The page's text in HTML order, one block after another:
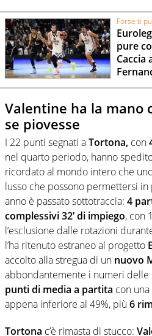
Forse ti
pure
Caccia
Valentine ha la mano
se piovesse
I 22 punti segnati aTortona, con
nel quarto periodo, hanno
ricordato al mondo intero che
lusso che possono permettersi in
anno è passato sottotraccia: 4
complessivi 32’ di impiego, con
l’esclusione dalle rotazioni
l’ha ritenuto estraneo al progetto
accolto alla stregua di un nuovo
abbondantemente i numeri
punti di media a partita con
appena inferiore al 49%, più 6
Tortona c’è rimasta di stucco: